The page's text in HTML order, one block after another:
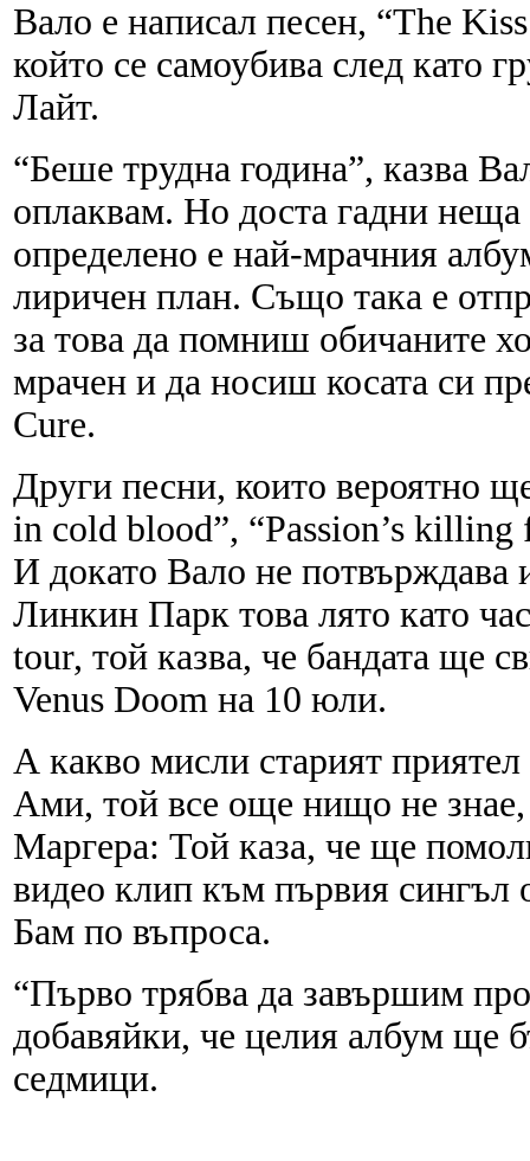
Вало е написал песен, “The
който се самоубива след като
Лайт.
“Беше трудна година”, казва
оплаквам. Но доста гадни неща
определено е най-мрачния
лиричен план. Също така е
за това да помниш обичаните
мрачен и да носиш косата си
Cure.
Други песни, които вероятно
in cold blood”, “Passion’s killing
И докато Вало не потвърждава
Линкин Парк това лято като
tour, той казва, че бандата ще
Venus Doom на 10 юли.
А какво мисли старият
Ами, той все още нищо не
Маргера: Той каза, че ще
видео клип към първия сингъл
Бам по въпроса.
“Първо трябва да завършим
добавяйки, че целия албум ще
седмици.